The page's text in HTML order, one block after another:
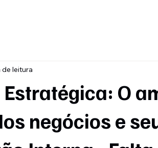
O
negócios e
de leitura